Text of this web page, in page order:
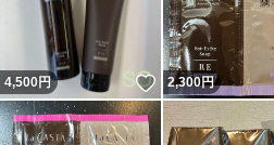
4,500円 いいね！
2,300円